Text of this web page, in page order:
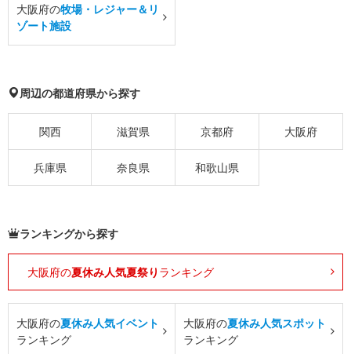
大阪府の牧場・レジャー＆リ
ゾート施設
周辺の都道府県から探す
関西 滋賀県 京都府 大阪府
兵庫県 奈良県 和歌山県
ランキングから探す
大阪府の夏休み人気夏祭り ランキング
大阪府の夏休み人気イベント
ランキング
大阪府の夏休み人気スポット
ランキング